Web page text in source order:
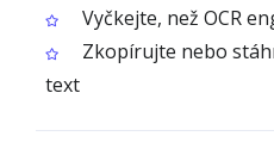
Vyčkejte, než OCR
Zkopírujte nebo
text